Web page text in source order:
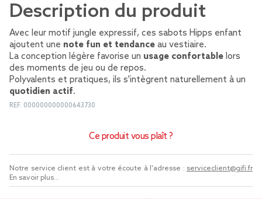
Description du produit
Avec leur motif jungle expressif, ces sabots Hipps enfant
ajoutent une note fun et tendance au vestiaire.
La conception légère favorise un usage confortable lors
des moments de jeu ou de repos.
Polyvalents et pratiques, ils s'intègrent naturellement à un
quotidien actif.
REF. 000000000000643730
Ce produit vous plaît ?
Notre service client est à votre écoute à l'adresse : serviceclient@gifi.fr
En savoir plus...